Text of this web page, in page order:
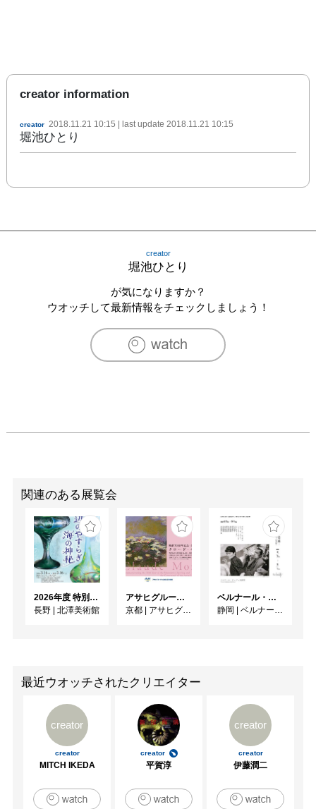
creator information
creator 2018.11.21 10:15 | last update 2018.11.21 10:15
堀池ひとり
creator
堀池ひとり
が気になりますか？
ウオッチして最新情報をチェックしましょう！
関連のある展覧会
2026年度 特別展「ガレとドーム、アール･ヌーヴォーのガラス 水辺のやすらぎ、海の神秘」
長野 | 北澤美術館
アサヒグループ大山崎山荘美術館 開館30周年記念展「没後100年 クロード・モネ」
京都 | アサヒグループ大山崎山荘美術館
ベルナール・ビュフェと写真 ーカメラがとらえたビュフェとその時代、そして21 世紀へ
静岡 | ベルナール・ビュフェ美術館
最近ウオッチされたクリエイター
creator
creator
MITCH IKEDA
creator
平賀淳
creator
creator
伊藤潤二